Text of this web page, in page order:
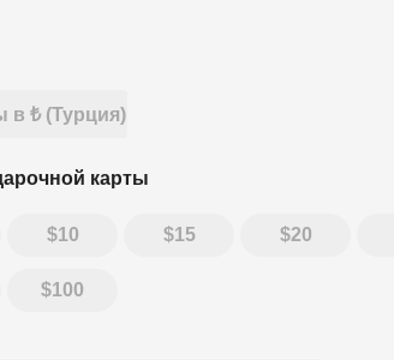
в ₺ (Турция)
карты
10 15 20
100